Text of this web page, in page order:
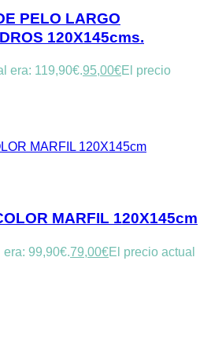
PELO LARGO
120X145cms.
era: 119,90€.95,00€El precio
MARFIL 120X145cm
99,90€.79,00€El precio actual